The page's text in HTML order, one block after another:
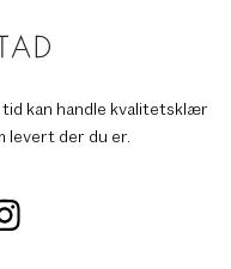
tid kan handle kvalitetsklær
levert der du er.